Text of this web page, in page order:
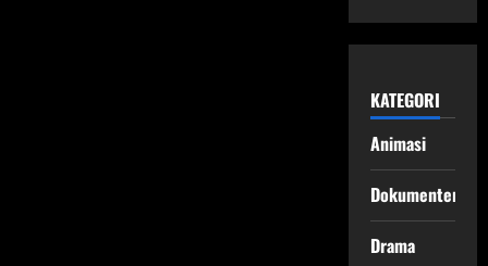
KATEGORI
Animasi
Dokumenter
Drama